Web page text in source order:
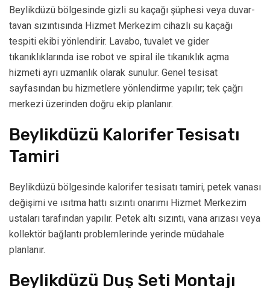
Beylikdüzü bölgesinde gizli su kaçağı şüphesi veya duvar-
tavan sızıntısında Hizmet Merkezim cihazlı su kaçağı
tespiti ekibi yönlendirir. Lavabo, tuvalet ve gider
tıkanıklıklarında ise robot ve spiral ile tıkanıklık açma
hizmeti ayrı uzmanlık olarak sunulur. Genel tesisat
sayfasından bu hizmetlere yönlendirme yapılır; tek çağrı
merkezi üzerinden doğru ekip planlanır.
Beylikdüzü Kalorifer Tesisatı
Tamiri
Beylikdüzü bölgesinde kalorifer tesisatı tamiri, petek vanası
değişimi ve ısıtma hattı sızıntı onarımı Hizmet Merkezim
ustaları tarafından yapılır. Petek altı sızıntı, vana arızası veya
kollektör bağlantı problemlerinde yerinde müdahale
planlanır.
Beylikdüzü Duş Seti Montajı